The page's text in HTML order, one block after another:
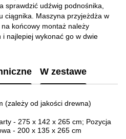
sprawdzić udźwig podnośnika,
ciągnika. Maszyna przyjeżdża w
końcowy montaż należy
i najlepiej wykonać go w dwie
W zestawe
(zależy od jakości drewna)
- 275 х 142 х 265 cm; Pozycja
- 200 х 135 х 265 cm